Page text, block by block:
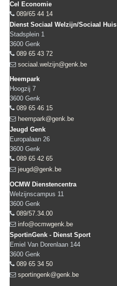
Cel Economie
089/65 44 14
Dienst Sociaal Welzijn/Sociaal Huis
Stadsplein 1
3600 Genk
089 65 43 72
sociaal.welzijn@genk.be
Heempark
Hoogzij 7
3600 Genk
089 65 46 15
heempark@genk.be
Jeugd Genk
Europalaan 26
3600 Genk
089 65 42 65
jeugd@genk.be
OCMW Dienstencentra
Welzijnscampus 11
3600 Genk
089/57.34.00
info@ocmwgenk.be
SportinGenk - Dienst Sport
Emiel Van Dorenlaan 144
3600 Genk
089 65 34 50
sportingenk@genk.be